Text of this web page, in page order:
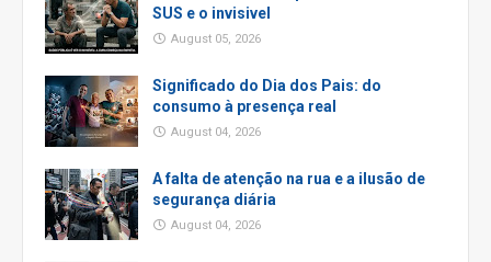
SUS e o invisivel
August 05, 2026
Significado do Dia dos Pais: do
consumo à presença real
August 04, 2026
A falta de atenção na rua e a ilusão de
segurança diária
August 04, 2026